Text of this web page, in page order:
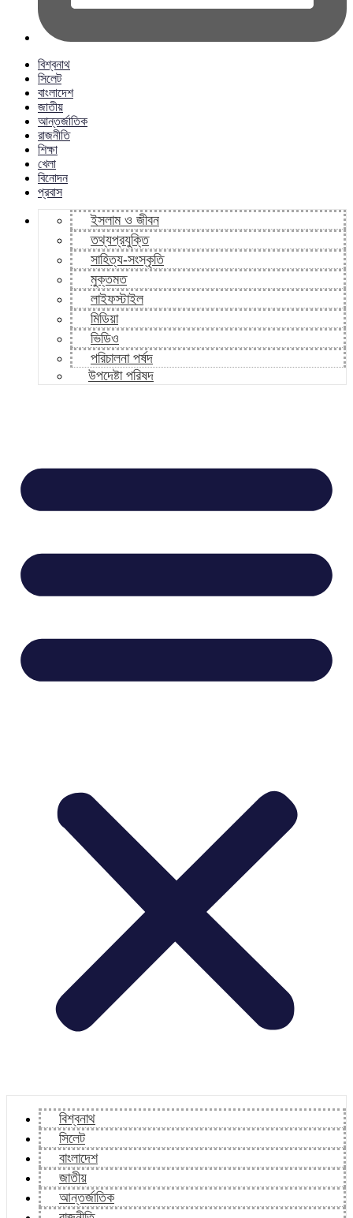
বিশ্বনাথ
সিলেট
বাংলাদেশ
জাতীয়
আন্তর্জাতিক
রাজনীতি
শিক্ষা
খেলা
বিনোদন
প্রবাস
ইসলাম ও জীবন
তথ্যপ্রযুক্তি
সাহিত্য-সংস্কৃতি
মুক্তমত
লাইফস্টাইল
মিডিয়া
ভিডিও
পরিচালনা পর্ষদ
উপদেষ্টা পরিষদ
বিশ্বনাথ
সিলেট
বাংলাদেশ
জাতীয়
আন্তর্জাতিক